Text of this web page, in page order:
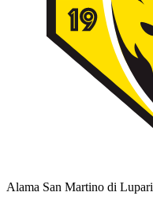
Alama San Martino di Lupari